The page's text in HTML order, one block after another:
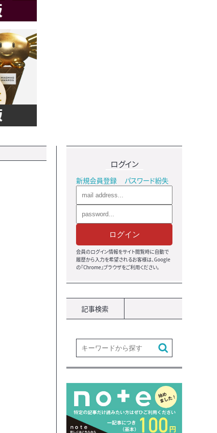
ログイン
新規会員登録 パスワード紛失
ログイン
会員のログイン情報をサイト閲覧時に自動で
履歴から入力を希望されるお客様は、Google
の『Chrome』ブラウザをご利用ください。
記事検索